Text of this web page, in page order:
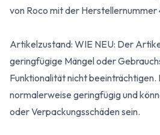
von Roco mit der Herstellernummer
Artikelzustand: WIE NEU: Der
geringfügige Mängel oder
Funktionalität nicht beeinträchtigen.
normalerweise geringfügig und
oder Verpackungsschäden sein.